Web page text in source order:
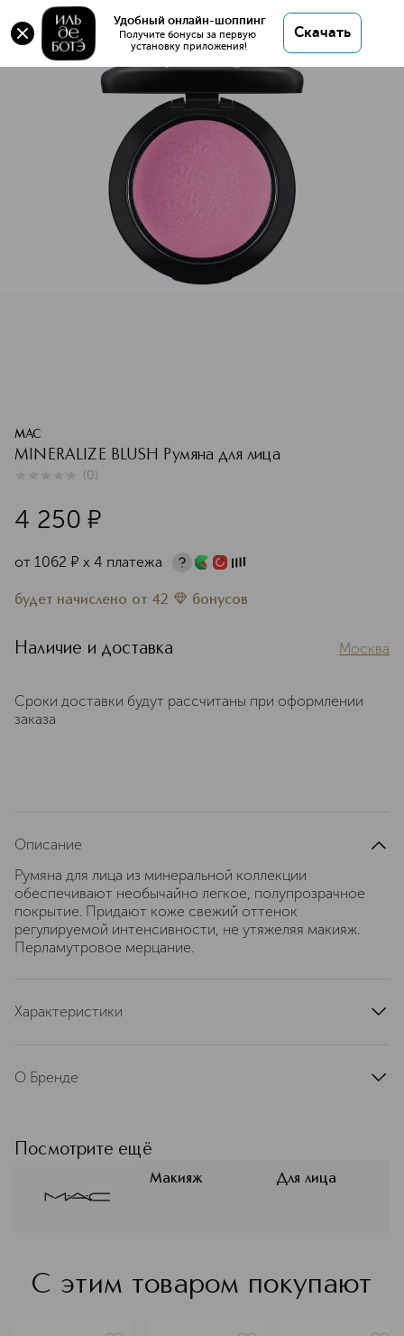
Удобный онлайн-шоппинг
Получите бонусы за первую
установку приложения!
Скачать
Оригинал 💯 MINERALIZE BLUSH Румяна для лица
купить в интернет магазине ИЛЬ ДЕ БОТЭ с
доставкой.
MINERALIZE BLUSH Румяна для лица
Характеристики
MAC
MINERALIZE BLUSH Румяна для лица
(0)
4 250 ¤
от 1062 ¤ х 4 платежа
будет начислено от 42 бонусов
Наличие и доставка Москва
Сроки доставки будут рассчитаны при оформлении
заказа
Описание
Румяна для лица из минеральной коллекции
обеспечивают необычайно легкое, полупрозрачное
покрытие. Придают коже свежий оттенок
регулируемой интенсивности, не утяжеляя макияж.
Перламутровое мерцание.
Характеристики
О Бренде
уважении к индивидуальности.
Миссия бренда — превратить
макияж в искусство для каждого
странах присутствия.
Посмотрите ещё
Макияж Для лица
С этим товаром покупают